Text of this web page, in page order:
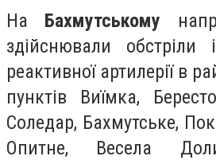
На Бахмутському
здійснювали обстріли
реактивної артилерії в
пунктів Виїмка,
Соледар, Бахмутське,
Опитне, Весела